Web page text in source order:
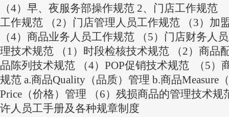
（4）早、夜服务部操作规范 2、门店工作规范
工作规范 （2）门店管理人员工作规范 （3）加
（4）商品业务人员工作规范 （5）门店财务人
理技术规范 （1）时段检核技术规范 （2）商品
品陈列技术规范 （4）POP促销技术规范 （5）
规范 a.商品Quality（品质）管理 b.商品Measure
Price（价格）管理 （6）残损商品的管理技术
许人员工手册及各种规章制度